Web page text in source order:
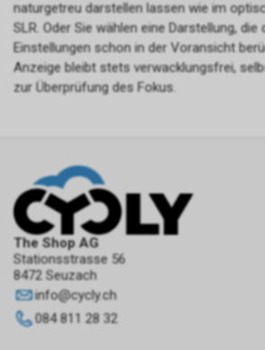
naturgetreu darstellen lassen wie im
SLR. Oder Sie wählen eine Darstellung, die
Einstellungen schon in der Voransicht
Anzeige bleibt stets verwacklungsfrei,
zur Überprüfung des Fokus.
The Shop AG
Stationsstrasse 56
8472 Seuzach
info@cycly.ch
084 811 28 32
zulassen.
Die CIA (Central
Agency) ist der US-
amerikanische
dafür zuständig,
Entscheidungen zu
unterstützen. Die CIA
konzentriert sich